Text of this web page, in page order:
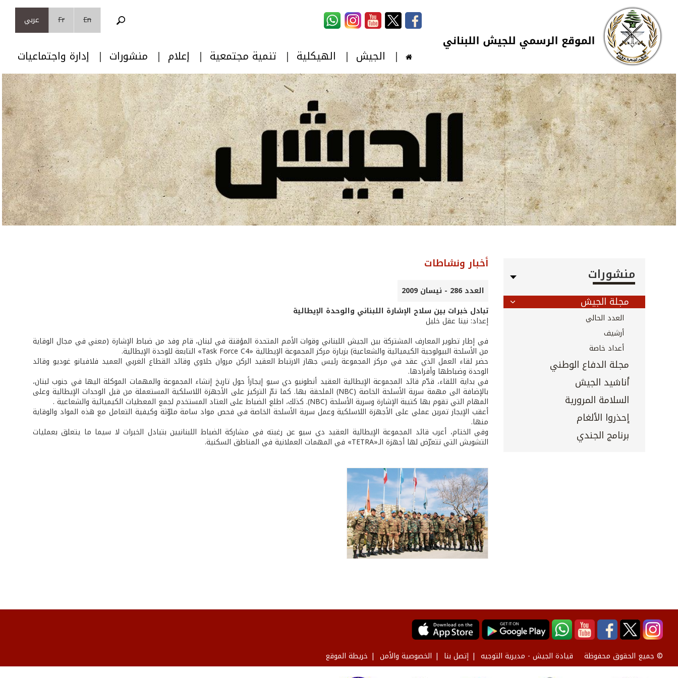
تجاوز إلى المحتوى الرئيسي
Skip to navigation
En
Fr عربي
الجيش الهيكلية تنمية مجتمعية إعلام منشورات إدارة واجتماعيات
منشورات
مجلة الجيش
العدد الحالي
أرشيف
أعداد خاصة
مجلة الدفاع الوطني
أناشيد الجيش
السلامة المرورية
إحذروا الألغام
برنامج الجندي
أخبار ونشاطات
العدد 286 - نيسان 2009
تبادل خبرات بين سلاح الإشارة اللبناني والوحدة الإيطالية
إعداد: نينا عقل خليل
في إطار تطوير المعارف المشتركة بين الجيش اللبناني وقوات الأمم المتحدة المؤقتة في لبنان، قام وفد من ضباط الإشارة (معني في مجال الوقاية
من الأسلحة البيولوجية الكيميائية والشعاعية) بزيارة مركز المجموعة الإيطالية «Task Force C4» التابعة للوحدة الإيطالية.
حضر لقاء العمل الذي عقد في مركز المجموعة رئيس جهاز الارتباط العقيد الركن مروان حلاوي وقائد القطاع الغربي العميد فلافيانو غوديو وقائد
الوحدة وضباطها وأفرادها.
في بداية اللقاء، قدّم قائد المجموعة الإيطالية العقيد أنطونيو دي سيو إيجازاً حول تاريخ إنشاء المجموعة والمهمات الموكلة اليها في جنوب لبنان،
بالإضافة الى مهمة سرية الأسلحة الخاصة (NBC) الملحقة بها. كما تمّ التركيز على الأجهزة اللاسلكية المستعملة من قبل الوحدات الإيطالية وعلى
المهام التي تقوم بها كتيبة الإشارة وسرية الأسلحة (NBC). كذلك، اطلع الضباط على العتاد المستخدم لجمع المعطيات الكيميائية والشعاعية .
أعقب الإيجاز تمرين عملي على الأجهزة اللاسلكية وعمل سرية الأسلحة الخاصة في فحص مواد سامة ملوّثة وكيفية التعامل مع هذه المواد والوقاية
منها.
وفي الختام، أعرب قائد المجموعة الإيطالية العقيد دي سيو عن رغبته في مشاركة الضباط اللبنانيين بتبادل الخبرات لا سيما ما يتعلق بعمليات
التشويش التي تتعرّض لها أجهزة الـ«TETRA» في المهمات العملانية في المناطق السكنية.
© جميع الحقوق محفوظة قيادة الجيش - مديرية التوجيه إتصل بنا الخصوصية والأمن خريطة الموقع